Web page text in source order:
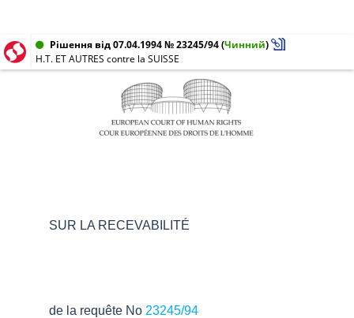
Рішення від 07.04.1994 № 23245/94(Чинний)
H.T. ET AUTRES contre la SUISSE
SUR LA RECEVABILITÉ
de la requête No 23245/94